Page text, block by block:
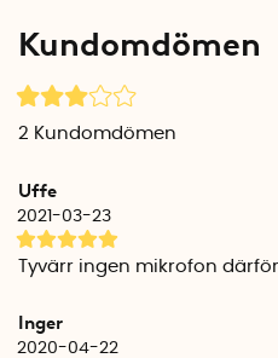
60 gram och du kan fästa
Slingan som du har runt
cm i omkrets. Den är klädd i
fastna i någonting.
Sladden är 90 cm lång och
som gör den trasselfri och
signalöverföring och är vinklad
Kundomdömen
2 Kundomdömen
Uffe
2021-03-23
Tyvärr ingen mikrofon
Inger
2020-04-22